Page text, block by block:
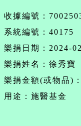
收據編號：
系統編號：40175
樂捐日期：2024-
樂捐姓名：徐秀寶
樂捐金額(或物品)
用途：施醫基金